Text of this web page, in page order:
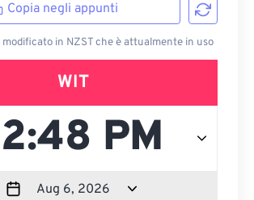
Copia negli appunti
modificato in NZST che è attualmente in uso
WIT